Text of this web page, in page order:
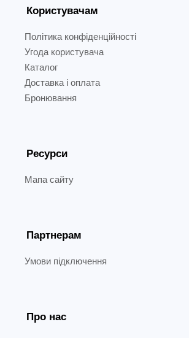
Користувачам
Політика конфіденційності
Угода користувача
Каталог
Доставка і оплата
Бронювання
Ресурси
Мапа сайту
Партнерам
Умови підключення
Про нас